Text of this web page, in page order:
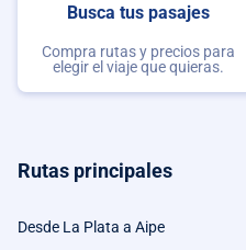
Busca tus pasajes
Compra rutas y precios para
elegir el viaje que quieras.
Rutas principales
Desde La Plata a Aipe